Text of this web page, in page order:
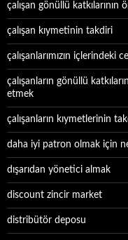
çalışan gönüllü katkılarının
çalışan kıymetinin takdiri
çalışanlarımızın içlerindeki
çalışanların gönüllü
etmek
çalışanların kıymetlerinin
daha iyi patron olmak için
dışarıdan yönetici almak
discount zincir market
distribütör deposu